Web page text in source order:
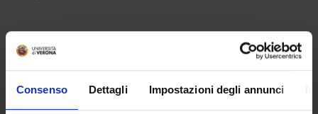
Consenso Dettagli Impostazioni degli annunci
PARTECIPANTI AL PROGETTO
Gabriela Constantin